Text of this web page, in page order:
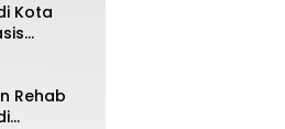
Kota
Rehab